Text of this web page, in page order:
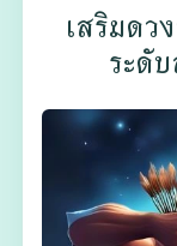
เสริมดว
ระดั